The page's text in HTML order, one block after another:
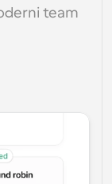
team